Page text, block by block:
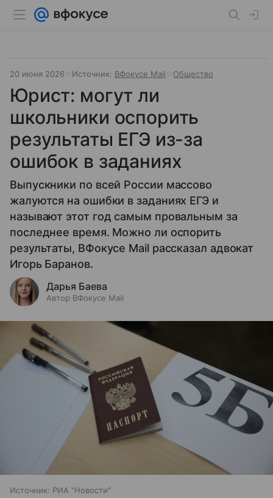
20 июня 2026 Источник: ВФокусе Mail Общество
Юрист: могут ли
школьники оспорить
результаты ЕГЭ из-за
ошибок в заданиях
Выпускники по всей России массово
жалуются на ошибки в заданиях ЕГЭ и
называют этот год самым провальным за
последнее время. Можно ли оспорить
результаты, ВФокусе Mail рассказал адвокат
Игорь Баранов.
Дарья Баева
Автор ВФокусе Mail
Источник: РИА "Новости"